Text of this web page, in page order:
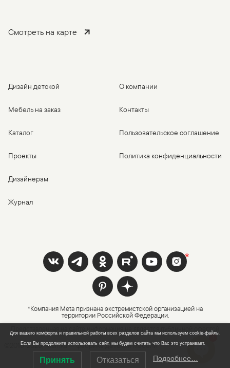
Смотреть на карте
Дизайн детской
Мебель на заказ
Каталог
Проекты
Дизайнерам
Журнал
О компании
Контакты
Пользовательское соглашение
Политика конфиденциальности
*Компания Meta признана экстремистской организацией на
территории Российской Федерации.
Представленная на сайте информация не является публичной офертой
©2016-2026, Mamka — фабрика детской мебели
Для вашего комфорта и правильной работы всех разделов сайта мы используем cookie-файлы.
Если Вы продолжите использовать сайт, мы будем считать что Вас это устраивает.
Принять Отказаться Подробнее…